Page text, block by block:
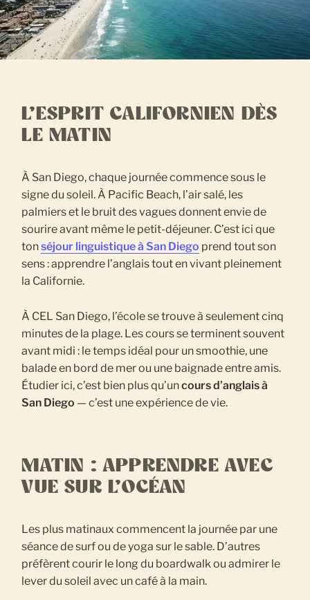
L’ESPRIT CALIFORNIEN DÈS
LE MATIN
À San Diego, chaque journée commence sous le
signe du soleil. À Pacific Beach, l’air salé, les
palmiers et le bruit des vagues donnent envie de
sourire avant même le petit-déjeuner. C’est ici que
tonséjour linguistique à San Diego prend tout son
sens : apprendre l’anglais tout en vivant pleinement
la Californie.
À CEL San Diego, l’école se trouve à seulement cinq
minutes de la plage. Les cours se terminent souvent
avant midi : le temps idéal pour un smoothie, une
balade en bord de mer ou une baignade entre amis.
Étudier ici, c’est bien plus qu’uncours d’anglais à
San Diego — c’est une expérience de vie.
MATIN : APPRENDRE AVEC
VUE SUR L’OCÉAN
Les plus matinaux commencent la journée par une
séance de surf ou de yoga sur le sable. D’autres
préfèrent courir le long du boardwalk ou admirer le
lever du soleil avec un café à la main.